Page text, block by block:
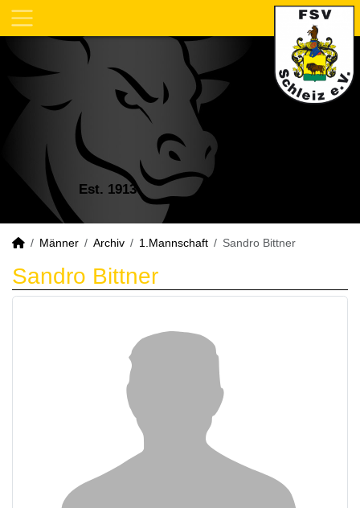
Est. 1913
Männer Archiv 1.Mannschaft Sandro Bittner
Sandro Bittner